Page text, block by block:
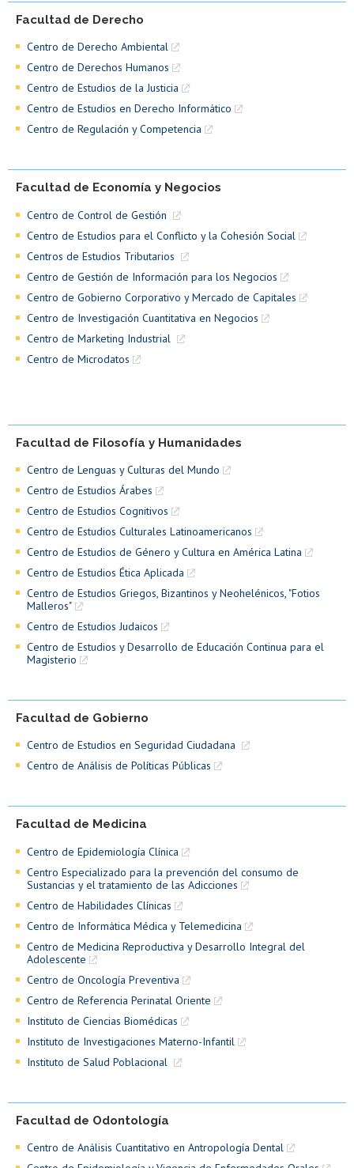
Facultad de Derecho
Centro de Derecho Ambiental
Centro de Derechos Humanos
Centro de Estudios de la Justicia
Centro de Estudios en Derecho Informático
Centro de Regulación y Competencia
Facultad de Economía y Negocios
Centro de Control de Gestión
Centro de Estudios para el Conflicto y la Cohesión Social
Centros de Estudios Tributarios
Centro de Gestión de Información para los Negocios
Centro de Gobierno Corporativo y Mercado de Capitales
Centro de Investigación Cuantitativa en Negocios
Centro de Marketing Industrial
Centro de Microdatos
Facultad de Filosofía y Humanidades
Centro de Lenguas y Culturas del Mundo
Centro de Estudios Árabes
Centro de Estudios Cognitivos
Centro de Estudios Culturales Latinoamericanos
Centro de Estudios de Género y Cultura en América Latina
Centro de Estudios Ética Aplicada
Centro de Estudios Griegos, Bizantinos y Neohelénicos, "Fotios
Malleros"
Centro de Estudios Judaicos
Centro de Estudios y Desarrollo de Educación Continua para el
Magisterio
Facultad de Gobierno
Centro de Estudios en Seguridad Ciudadana
Centro de Análisis de Políticas Públicas
Facultad de Medicina
Centro de Epidemiología Clínica
Centro Especializado para la prevención del consumo de
Sustancias y el tratamiento de las Adicciones
Centro de Habilidades Clínicas
Centro de Informática Médica y Telemedicina
Centro de Medicina Reproductiva y Desarrollo Integral del
Adolescente
Centro de Oncología Preventiva
Centro de Referencia Perinatal Oriente
Instituto de Ciencias Biomédicas
Instituto de Investigaciones Materno-Infantil
Instituto de Salud Poblacional
Facultad de Odontología
Centro de Análisis Cuantitativo en Antropología Dental